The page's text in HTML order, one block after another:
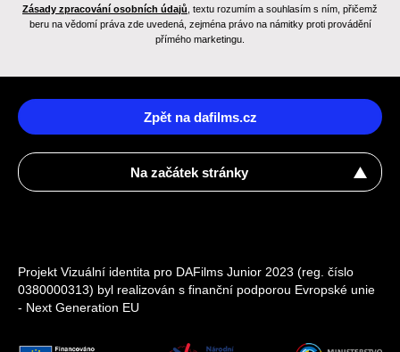
Zásady zpracování osobních údajů , textu rozumím a souhlasím s ním, přičemž
beru na vědomí práva zde uvedená, zejména právo na námitky proti provádění
přímého marketingu.
Zpět na dafilms.cz
Na začátek stránky
Projekt Vizuální identita pro DAFilms Junior 2023 (reg. číslo
0380000313) byl realizován s finanční podporou Evropské unie
- Next Generation EU